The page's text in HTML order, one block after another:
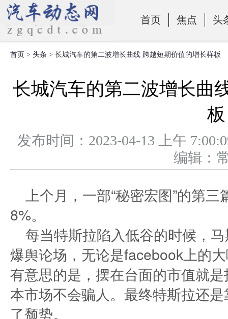
首页 焦点 头
零部件
首页 > 头条 > 长城汽车的第二波增长曲线 跨越短期价值的增长样板
长城汽车的第二波增长曲
板
发布时间：2023-04-13 上午
编辑
上个月，一部“秘密宏图”的第
8%。
每当特斯拉陷入低谷的时候，
爆舆论场，无论是facebook上的
有意思的是，摆在台面的市值就
本市场不会骗人。最终特斯拉还
了颓势。